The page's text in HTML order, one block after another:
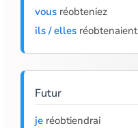
vous réobteniez
ils / elles réobtenaient
Futur
je réobtiendrai